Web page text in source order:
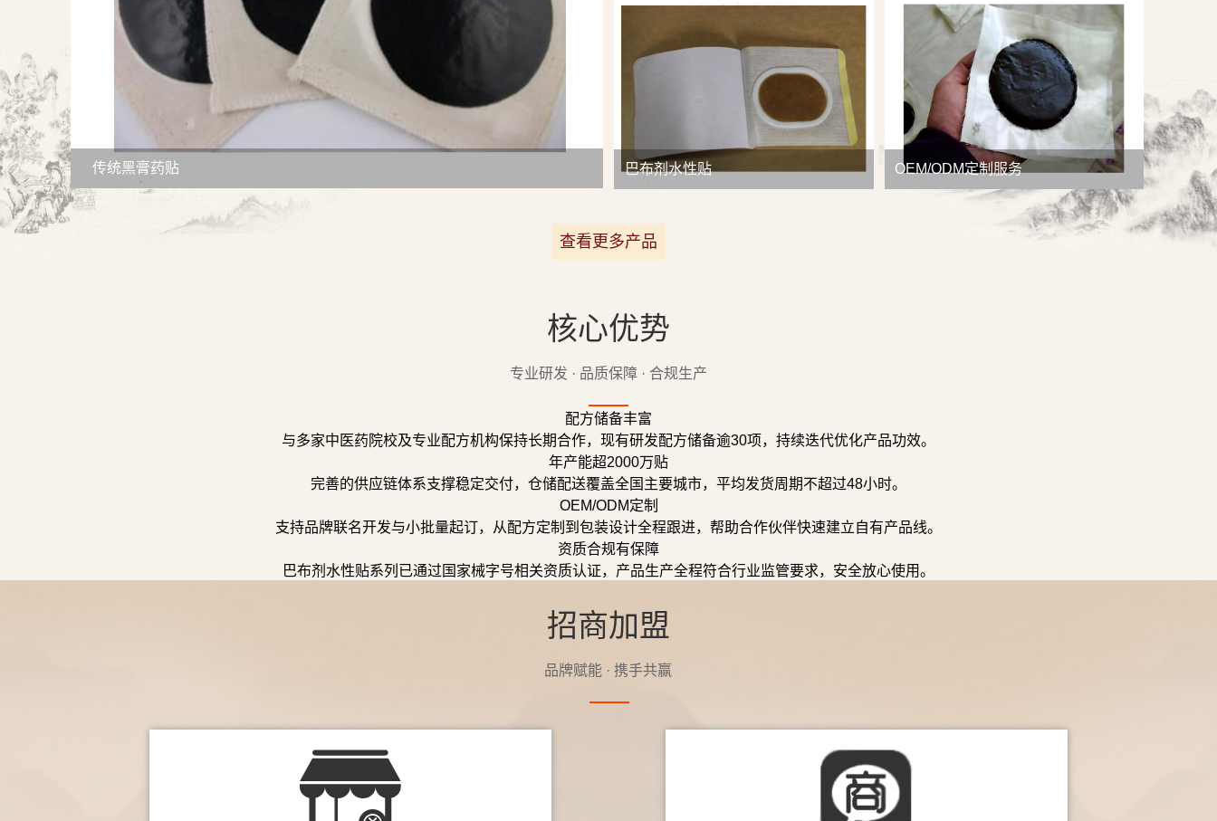
传统黑膏药贴 巴布剂水性贴 OEM/ODM定制服务
查看更多产品
核心优势
专业研发 · 品质保障 · 合规生产
配方储备丰富
与多家中医药院校及专业配方机构保持长期合作，现有研发配方储备逾30项，持续迭代优化产品功效。
年产能超2000万贴
完善的供应链体系支撑稳定交付，仓储配送覆盖全国主要城市，平均发货周期不超过48小时。
OEM/ODM定制
支持品牌联名开发与小批量起订，从配方定制到包装设计全程跟进，帮助合作伙伴快速建立自有产品线。
资质合规有保障
巴布剂水性贴系列已通过国家械字号相关资质认证，产品生产全程符合行业监管要求，安全放心使用。
招商加盟
品牌赋能 · 携手共赢